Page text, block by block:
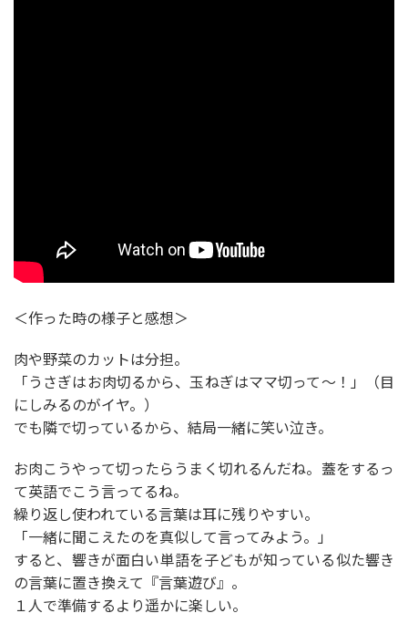
＜作った時の様子と感想＞
肉や野菜のカットは分担。
「うさぎはお肉切るから、玉ねぎはママ切って〜！」（目
にしみるのがイヤ。）
でも隣で切っているから、結局一緒に笑い泣き。
お肉こうやって切ったらうまく切れるんだね。蓋をするっ
て英語でこう言ってるね。
繰り返し使われている言葉は耳に残りやすい。
「一緒に聞こえたのを真似して言ってみよう。」
すると、響きが面白い単語を子どもが知っている似た響き
の言葉に置き換えて『言葉遊び』。
１人で準備するより遥かに楽しい。